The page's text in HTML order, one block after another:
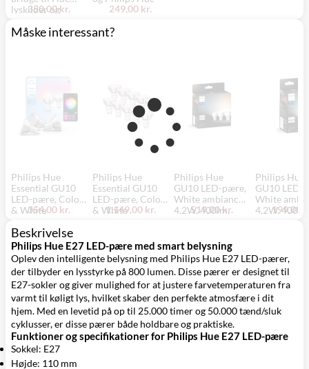
lyskilder og
350,00 kr.
249,00 kr.
Måske interessant?
Philips Hue
Essential GU10
LED-pære, Color
& White
345lm, Zigbee +
Bluetooth (3 pak)
354,00 kr.
Philips Hue
Essential GU10
LED-pære, Color
& White
Bluetooth (10
pak)
1.149,00 kr.
Philips Hue
GU10 LED-pære,
White ambiance,
4,2W, 400lm,
519,00 kr.
Philips Hue
GU10 LED-
White
4,2W,199,00
Beskrivelse
Philips Hue E27 LED-pære med smart belysning
Oplev den intelligente belysning med Philips Hue E27 LED-pærer,
der tilbyder en lysstyrke på 800 lumen. Disse pærer er designet til
E27-sokler og giver mulighed for at justere farvetemperaturen fra
varmt til køligt lys, hvilket skaber den perfekte atmosfære i dit
hjem. Med en levetid på op til 25.000 timer og 50.000 tænd/sluk
cyklusser, er disse pærer både holdbare og praktiske.
Funktioner og specifikationer for Philips Hue E27 LED-pære
Sokkel: E27
Højde: 110 mm